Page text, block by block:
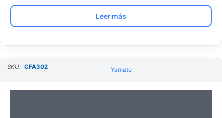
Leer más
SKU: CFA302 Yamato